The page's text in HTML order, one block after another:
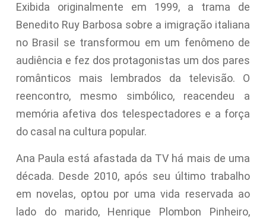
Exibida originalmente em 1999, a trama de
Benedito Ruy Barbosa sobre a imigração italiana
no Brasil se transformou em um fenômeno de
audiência e fez dos protagonistas um dos pares
românticos mais lembrados da televisão. O
reencontro, mesmo simbólico, reacendeu a
memória afetiva dos telespectadores e a força
do casal na cultura popular.
Ana Paula está afastada da TV há mais de uma
década. Desde 2010, após seu último trabalho
em novelas, optou por uma vida reservada ao
lado do marido, Henrique Plombon Pinheiro,